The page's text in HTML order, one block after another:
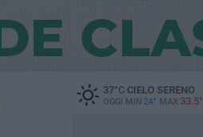
37°CCIELO SERENO
OGGI MIN 24° MAX 33.5°